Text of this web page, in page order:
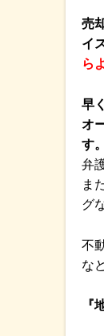
売
イ
ら
早
オ
す。
弁
ま
グ
不
な
『